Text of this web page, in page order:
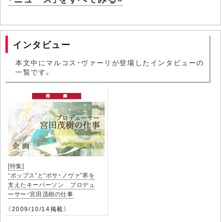
インタビュー
本文中にマルコス・ヴァーリが登場したインタビューの
一覧です。
[特集]
“ポップス”と“ボサ・ノヴァ”界を
支えたキーパーソン プロデュ
ーサー・宮田茂樹の仕事
（2009/10/14掲載）